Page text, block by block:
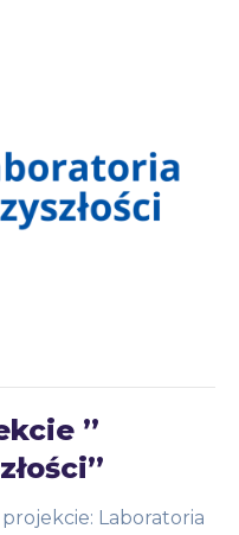
”
projekcie: Laboratoria